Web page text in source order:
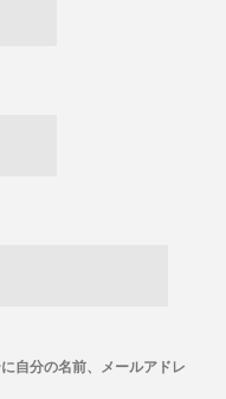
自分の名前、メールアドレ